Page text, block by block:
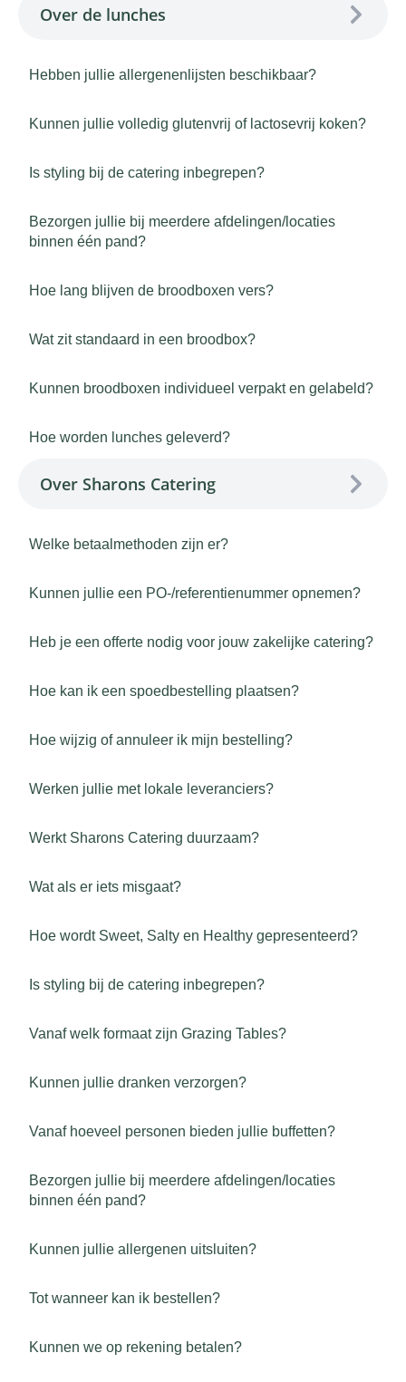
Over de lunches
Hebben jullie allergenenlijsten beschikbaar?
Kunnen jullie volledig glutenvrij of lactosevrij koken?
Is styling bij de catering inbegrepen?
Bezorgen jullie bij meerdere afdelingen/locaties
binnen één pand?
Hoe lang blijven de broodboxen vers?
Wat zit standaard in een broodbox?
Kunnen broodboxen individueel verpakt en gelabeld?
Hoe worden lunches geleverd?
Over Sharons Catering
Welke betaalmethoden zijn er?
Kunnen jullie een PO-/referentienummer opnemen?
Heb je een offerte nodig voor jouw zakelijke catering?
Hoe kan ik een spoedbestelling plaatsen?
Hoe wijzig of annuleer ik mijn bestelling?
Werken jullie met lokale leveranciers?
Werkt Sharons Catering duurzaam?
Wat als er iets misgaat?
Hoe wordt Sweet, Salty en Healthy gepresenteerd?
Is styling bij de catering inbegrepen?
Vanaf welk formaat zijn Grazing Tables?
Kunnen jullie dranken verzorgen?
Vanaf hoeveel personen bieden jullie buffetten?
Bezorgen jullie bij meerdere afdelingen/locaties
binnen één pand?
Kunnen jullie allergenen uitsluiten?
Tot wanneer kan ik bestellen?
Kunnen we op rekening betalen?